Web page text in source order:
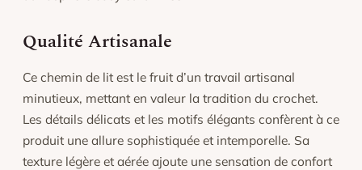
Qualité Artisanale
Ce chemin de lit est le fruit d’un travail artisanal
minutieux, mettant en valeur la tradition du crochet.
Les détails délicats et les motifs élégants confèrent à ce
produit une allure sophistiquée et intemporelle. Sa
texture légère et aérée ajoute une sensation de confort